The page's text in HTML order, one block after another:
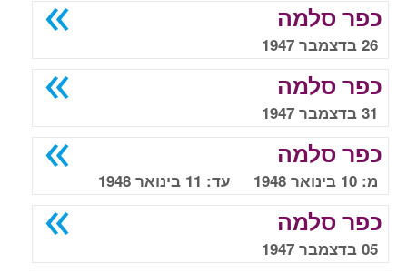
כפר סלמה
26 בדצמבר 1947
כפר סלמה
31 בדצמבר 1947
כפר סלמה
מ: 10 בינואר 1948 עד: 11 בינואר 1948
כפר סלמה
05 בדצמבר 1947